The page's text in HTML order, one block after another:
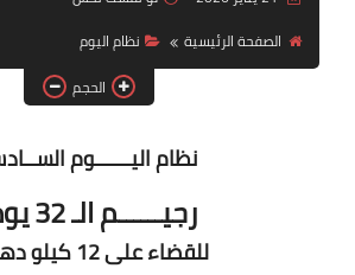
أنظمة شهر
وصفات
Diet plan
تعليمات
الصفحة الرئيسية
نظام اليوم
الحجم
نظام اليــــــوم
رجيــــــم الـ 32 يوم
للقضاء على 12 كيلو دهون